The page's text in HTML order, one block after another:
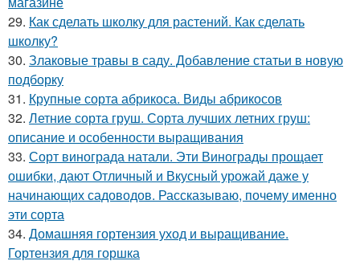
29. Как сделать школку для растений. Как сделать
школку?
30. Злаковые травы в саду. Добавление статьи в новую
подборку
31. Крупные сорта абрикоса. Виды абрикосов
32. Летние сорта груш. Сорта лучших летних груш:
описание и особенности выращивания
33. Сорт винограда натали. Эти Винограды прощает
ошибки, дают Отличный и Вкусный урожай даже у
начинающих садоводов. Рассказываю, почему именно
эти сорта
34. Домашняя гортензия уход и выращивание.
Гортензия для горшка